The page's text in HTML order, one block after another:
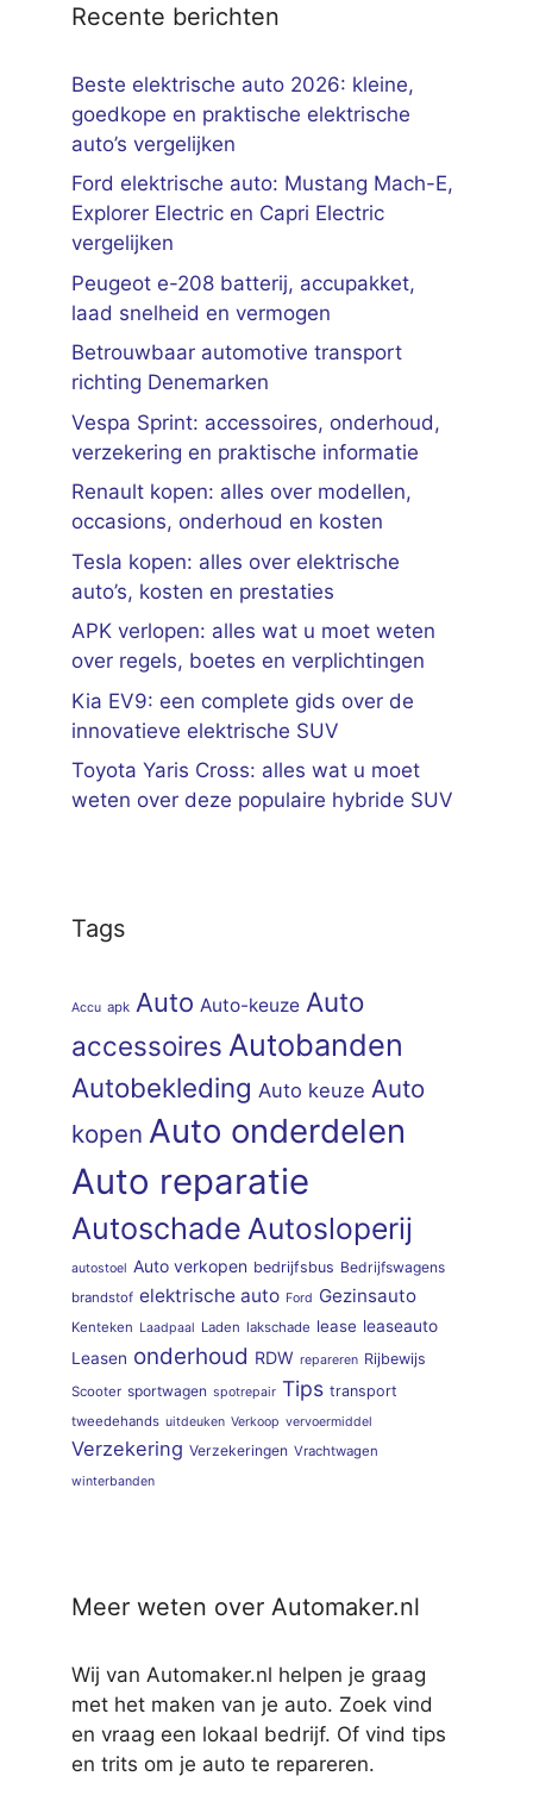
Recente berichten
Beste elektrische auto 2026: kleine,
goedkope en praktische elektrische
auto’s vergelijken
Ford elektrische auto: Mustang Mach-E,
Explorer Electric en Capri Electric
vergelijken
Peugeot e-208 batterij, accupakket,
laad snelheid en vermogen
Betrouwbaar automotive transport
richting Denemarken
Vespa Sprint: accessoires, onderhoud,
verzekering en praktische informatie
Renault kopen: alles over modellen,
occasions, onderhoud en kosten
Tesla kopen: alles over elektrische
auto’s, kosten en prestaties
APK verlopen: alles wat u moet weten
over regels, boetes en verplichtingen
Kia EV9: een complete gids over de
innovatieve elektrische SUV
Toyota Yaris Cross: alles wat u moet
weten over deze populaire hybride SUV
Tags
Accu apk Auto Auto-keuze Auto
accessoires Autobanden
Autobekleding Auto keuze Auto
kopen Auto onderdelen
Auto reparatie
Autoschade Autosloperij
autostoel Auto verkopen bedrijfsbus Bedrijfswagens
brandstof elektrische auto Ford Gezinsauto
Kenteken Laadpaal Laden lakschade lease leaseauto
Leasen onderhoud RDW repareren Rijbewijs
Scooter sportwagen spotrepair Tips transport
tweedehands uitdeuken Verkoop vervoermiddel
Verzekering Verzekeringen Vrachtwagen
winterbanden
Meer weten over Automaker.nl
Wij van Automaker.nl helpen je graag
met het maken van je auto. Zoek vind
en vraag een lokaal bedrijf. Of vind tips
en trits om je auto te repareren.